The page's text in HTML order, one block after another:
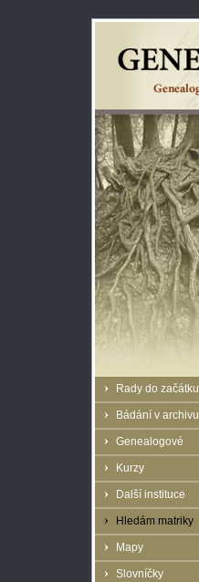
Rady do začátku
Bádání v archivu
Genealogové
Kurzy
Další instituce
Hledám matriky
Mapy
Slovníčky